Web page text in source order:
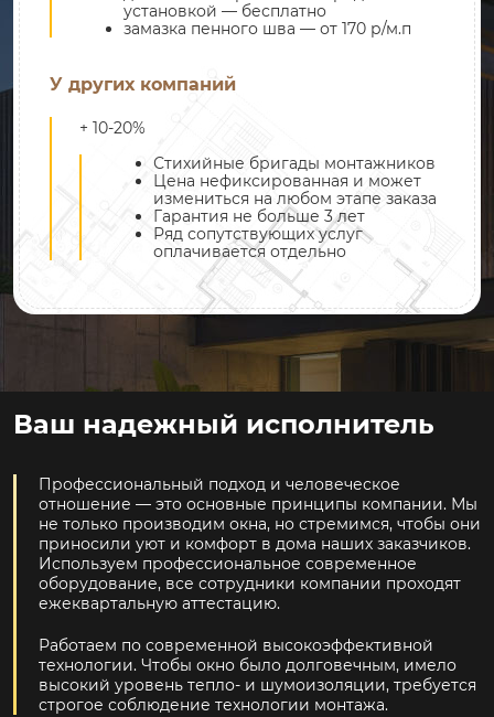
установкой — бесплатно
замазка пенного шва — от 170 р/м.п
У других компаний
+ 10-20%
Стихийные бригады монтажников
Цена нефиксированная и может
измениться на любом этапе заказа
Гарантия не больше 3 лет
Ряд сопутствующих услуг
оплачивается отдельно
Ваш надежный исполнитель
Профессиональный подход и человеческое
отношение — это основные принципы компании. Мы
не только производим окна, но стремимся, чтобы они
приносили уют и комфорт в дома наших заказчиков.
Используем профессиональное современное
оборудование, все сотрудники компании проходят
ежеквартальную аттестацию.
Работаем по современной высокоэффективной
технологии. Чтобы окно было долговечным, имело
высокий уровень тепло- и шумоизоляции, требуется
строгое соблюдение технологии монтажа.